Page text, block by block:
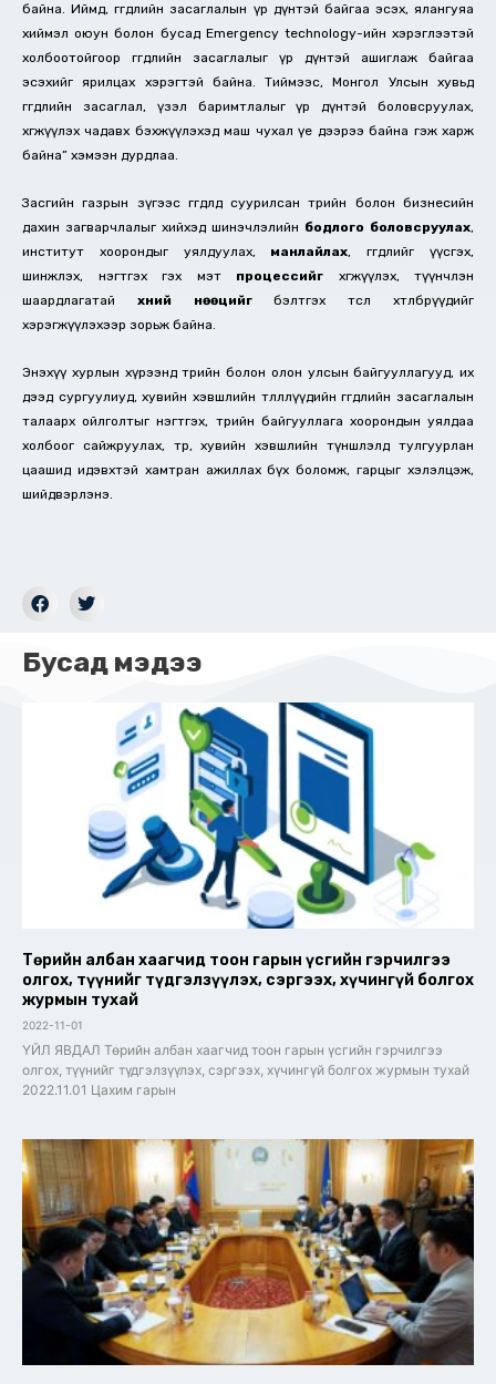
байна. Иймд, өгөгдлийн засаглалын үр дүнтэй байгаа эсэх, ялангуяа
хиймэл оюун болон бусад Emergency technology-ийн хэрэглээтэй
холбоотойгоор өгөгдлийн засаглалыг үр дүнтэй ашиглаж байгаа
эсэхийг ярилцах хэрэгтэй байна. Тиймээс, Монгол Улсын хувьд
өгөгдлийн засаглал, үзэл баримтлалыг үр дүнтэй боловсруулах,
хөгжүүлэх чадавх бэхжүүлэхэд маш чухал үе дээрээ байна гэж харж
байна” хэмээн дурдлаа.
Засгийн газрын зүгээс өгөгдөлд суурилсан төрийн болон бизнесийн
дахин загварчлалыг хийхэд шинэчлэлийн бодлого боловсруулах,
институт хоорондыг уялдуулах, манлайлах, өгөгдлийг үүсгэх,
шинжлэх, нэгтгэх гэх мэт процессийг хөгжүүлэх, түүнчлэн
шаардлагатай хүний нөөцийгбэлтгэх төсөл хөтөлбөрүүдийг
хэрэгжүүлэхээр зорьж байна.
Энэхүү хурлын хүрээнд төрийн болон олон улсын байгууллагууд, их
дээд сургуулиуд, хувийн хэвшлийн төлөөллүүдийн өгөгдлийн засаглалын
талаарх ойлголтыг нэгтгэх, төрийн байгууллага хоорондын уялдаа
холбоог сайжруулах, төр, хувийн хэвшлийн түншлэлд тулгуурлан
цаашид идэвхтэй хамтран ажиллах бүх боломж, гарцыг хэлэлцэж,
шийдвэрлэнэ.
Бусад мэдээ
Төрийн албан хаагчид тоон гарын үсгийн гэрчилгээ
олгох, түүнийг түдгэлзүүлэх, сэргээх, хүчингүй болгох
журмын тухай
2022-11-01
ҮЙЛ ЯВДАЛ Төрийн албан хаагчид тоон гарын үсгийн гэрчилгээ
олгох, түүнийг түдгэлзүүлэх, сэргээх, хүчингүй болгох журмын тухай
2022.11.01 Цахим гарын